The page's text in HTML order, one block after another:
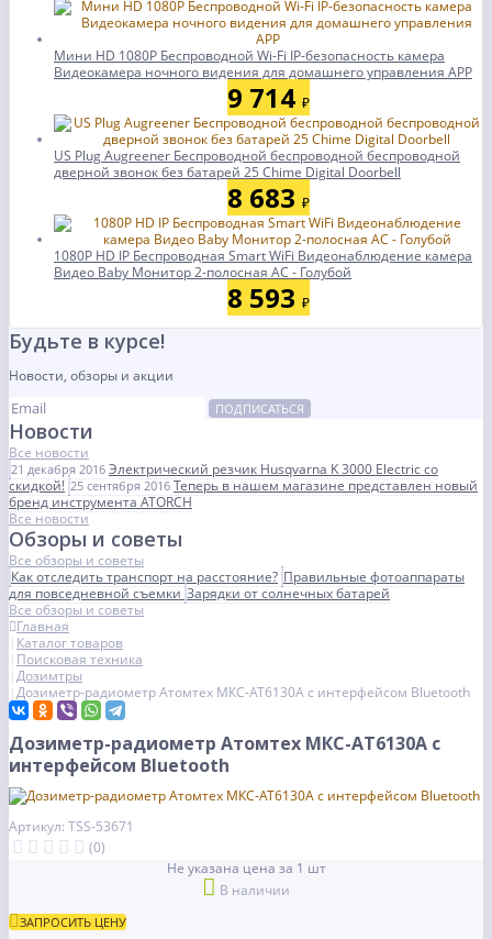
Мини HD 1080P Беспроводной Wi-Fi IP-безопасность камера
Видеокамера ночного видения для домашнего управления APP
9 714 ₽
US Plug Augreener Беспроводной беспроводной беспроводной
дверной звонок без батарей 25 Chime Digital Doorbell
8 683 ₽
1080P HD IP Беспроводная Smart WiFi Видеонаблюдение камера
Видео Baby Монитор 2-полосная АС - Голубой
8 593 ₽
Будьте в курсе!
Новости, обзоры и акции
ПОДПИСАТЬСЯ
Новости
Все новости
21 декабря 2016 Электрический резчик Husqvarna K 3000 Electric со
скидкой! 25 сентября 2016 Теперь в нашем магазине представлен новый
бренд инструмента ATORCH
Все новости
Обзоры и советы
Все обзоры и советы
Как отследить транспорт на расстояние? Правильные фотоаппараты
для повседневной съемкиЗарядки от солнечных батарей
Все обзоры и советы
Главная
Каталог товаров
Поисковая техника
Дозимтры
Дозиметр-радиометр Атомтех МКС-АТ6130А с интерфейсом Bluetooth
Дозиметр-радиометр Атомтех МКС-АТ6130А с
интерфейсом Bluetooth
Артикул: TSS-53671
(0)
Не указана цена за 1 шт
В наличии
ЗАПРОСИТЬ ЦЕНУ